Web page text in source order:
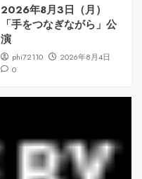
2026年8月3日（月）
「手をつなぎながら」公
演
phi72110
2026年8月4日
0